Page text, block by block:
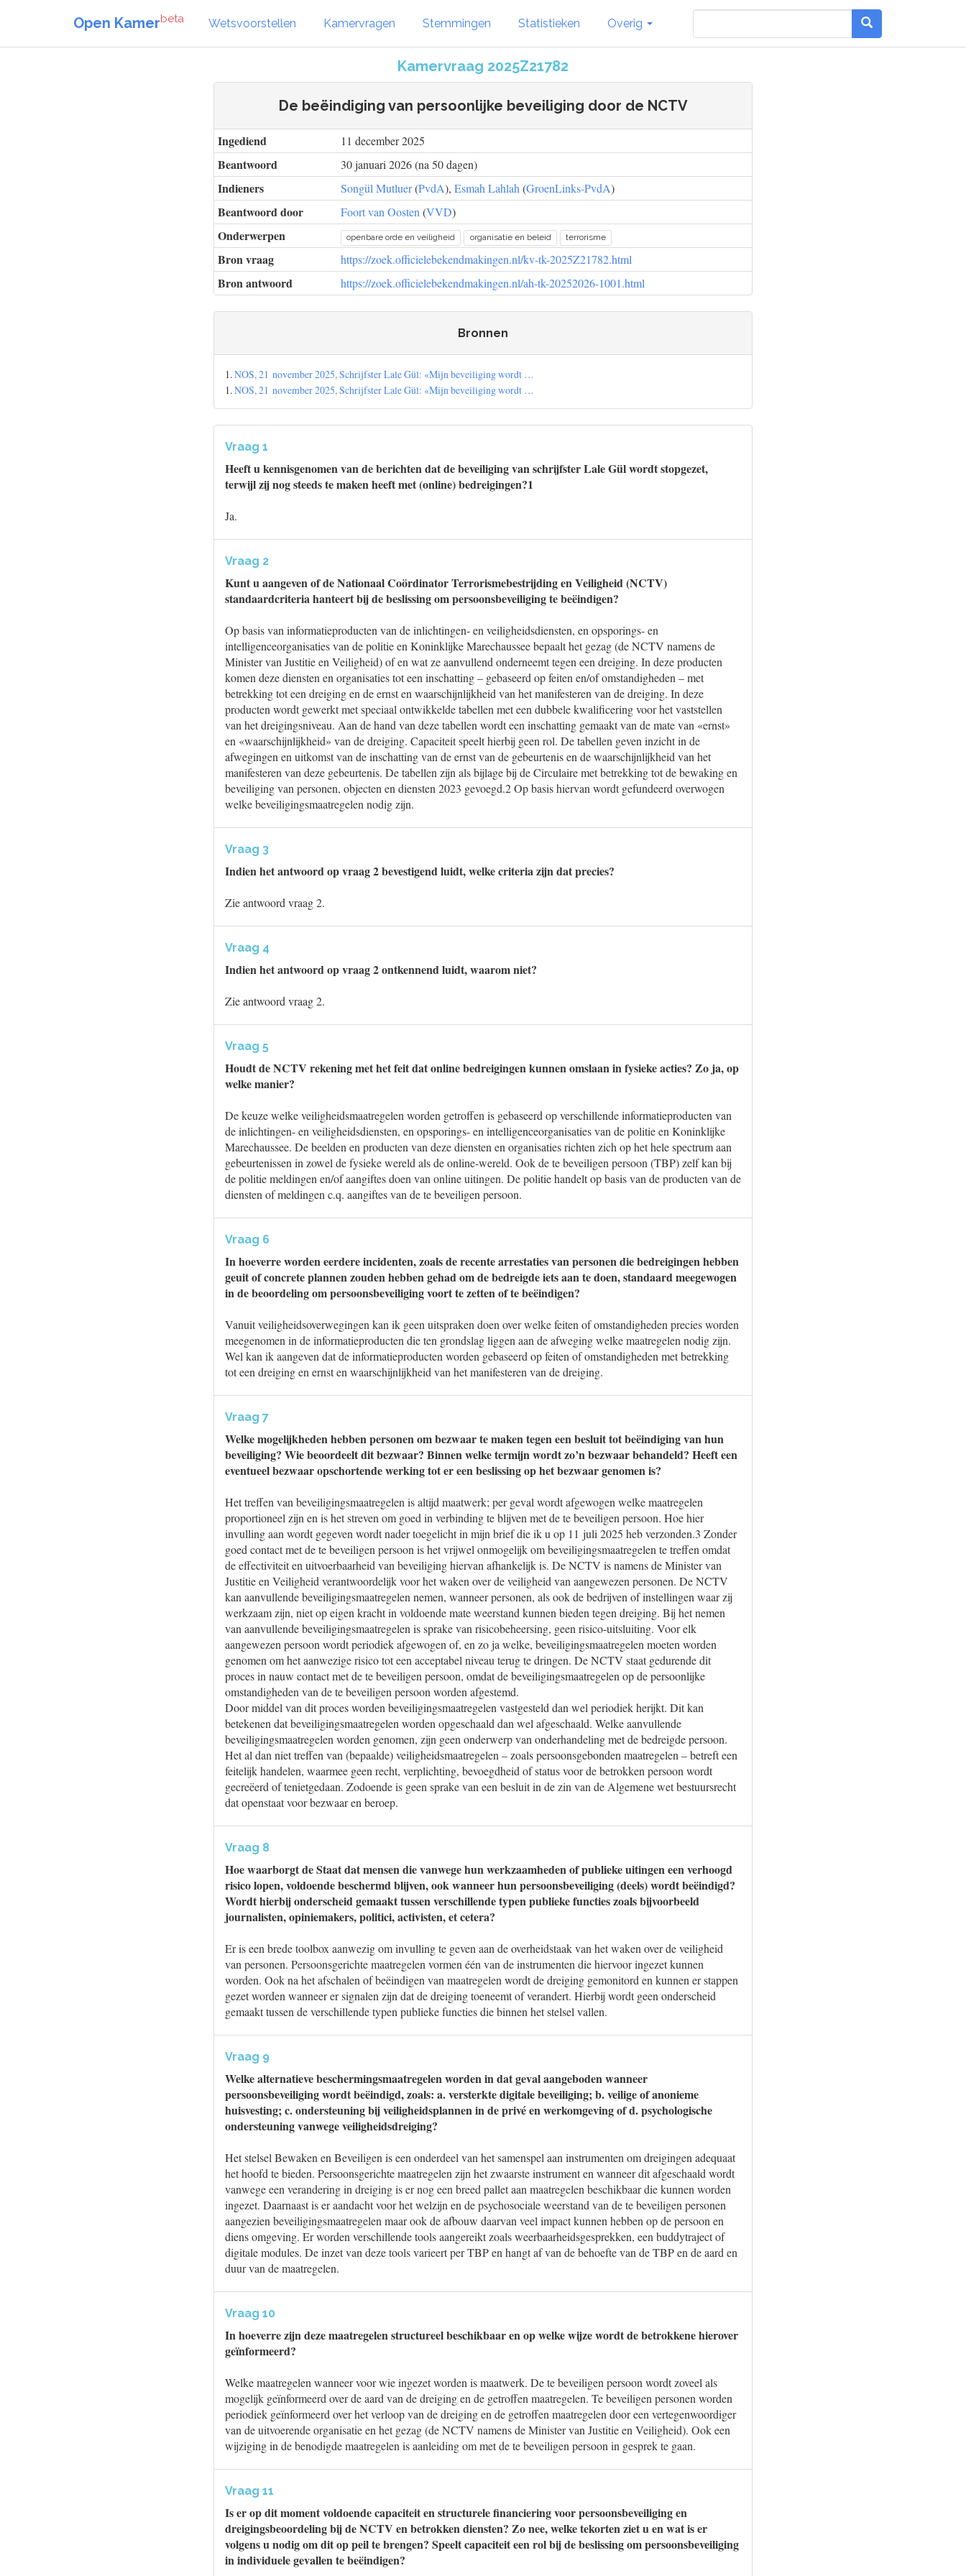
Open Kamerbeta Wetsvoorstellen Kamervragen Stemmingen Statistieken Overig
Kamervraag 2025Z21782
De beëindiging van persoonlijke beveiliging door de NCTV
Ingediend 11 december 2025
Beantwoord 30 januari 2026 (na 50 dagen)
Indieners Songül Mutluer(PvdA), Esmah Lahlah (GroenLinks-PvdA)
Beantwoord door Foort van Oosten (VVD)
Onderwerpen openbare orde en veiligheid organisatie en beleid terrorisme
Bron vraag https://zoek.officielebekendmakingen.nl/kv-tk-2025Z21782.html
Bron antwoord https://zoek.officielebekendmakingen.nl/ah-tk-20252026-1001.html
Bronnen
1.NOS, 21 november 2025, Schrijfster Lale Gül: «Mijn beveiliging wordt …
1.NOS, 21 november 2025, Schrijfster Lale Gül: «Mijn beveiliging wordt …
Vraag 1
Heeft u kennisgenomen van de berichten dat de beveiliging van schrijfster Lale Gül wordt stopgezet,
terwijl zij nog steeds te maken heeft met (online) bedreigingen?1
Ja.
Vraag 2
Kunt u aangeven of de Nationaal Coördinator Terrorismebestrijding en Veiligheid (NCTV)
standaardcriteria hanteert bij de beslissing om persoonsbeveiliging te beëindigen?
Op basis van informatieproducten van de inlichtingen- en veiligheidsdiensten, en opsporings- en
intelligenceorganisaties van de politie en Koninklijke Marechaussee bepaalt het gezag (de NCTV namens de
Minister van Justitie en Veiligheid) of en wat ze aanvullend onderneemt tegen een dreiging. In deze producten
komen deze diensten en organisaties tot een inschatting – gebaseerd op feiten en/of omstandigheden – met
betrekking tot een dreiging en de ernst en waarschijnlijkheid van het manifesteren van de dreiging. In deze
producten wordt gewerkt met speciaal ontwikkelde tabellen met een dubbele kwalificering voor het vaststellen
van het dreigingsniveau. Aan de hand van deze tabellen wordt een inschatting gemaakt van de mate van «ernst»
en «waarschijnlijkheid» van de dreiging. Capaciteit speelt hierbij geen rol. De tabellen geven inzicht in de
afwegingen en uitkomst van de inschatting van de ernst van de gebeurtenis en de waarschijnlijkheid van het
manifesteren van deze gebeurtenis. De tabellen zijn als bijlage bij de Circulaire met betrekking tot de bewaking en
beveiliging van personen, objecten en diensten 2023 gevoegd.2 Op basis hiervan wordt gefundeerd overwogen
welke beveiligingsmaatregelen nodig zijn.
Vraag 3
Indien het antwoord op vraag 2 bevestigend luidt, welke criteria zijn dat precies?
Zie antwoord vraag 2.
Vraag 4
Indien het antwoord op vraag 2 ontkennend luidt, waarom niet?
Zie antwoord vraag 2.
Vraag 5
Houdt de NCTV rekening met het feit dat online bedreigingen kunnen omslaan in fysieke acties? Zo ja, op
welke manier?
De keuze welke veiligheidsmaatregelen worden getroffen is gebaseerd op verschillende informatieproducten van
de inlichtingen- en veiligheidsdiensten, en opsporings- en intelligenceorganisaties van de politie en Koninklijke
Marechaussee. De beelden en producten van deze diensten en organisaties richten zich op het hele spectrum aan
gebeurtenissen in zowel de fysieke wereld als de online-wereld. Ook de te beveiligen persoon (TBP) zelf kan bij
de politie meldingen en/of aangiftes doen van online uitingen. De politie handelt op basis van de producten van de
diensten of meldingen c.q. aangiftes van de te beveiligen persoon.
Vraag 6
In hoeverre worden eerdere incidenten, zoals de recente arrestaties van personen die bedreigingen hebben
geuit of concrete plannen zouden hebben gehad om de bedreigde iets aan te doen, standaard meegewogen
in de beoordeling om persoonsbeveiliging voort te zetten of te beëindigen?
Vanuit veiligheidsoverwegingen kan ik geen uitspraken doen over welke feiten of omstandigheden precies worden
meegenomen in de informatieproducten die ten grondslag liggen aan de afweging welke maatregelen nodig zijn.
Wel kan ik aangeven dat de informatieproducten worden gebaseerd op feiten of omstandigheden met betrekking
tot een dreiging en ernst en waarschijnlijkheid van het manifesteren van de dreiging.
Vraag 7
Welke mogelijkheden hebben personen om bezwaar te maken tegen een besluit tot beëindiging van hun
beveiliging? Wie beoordeelt dit bezwaar? Binnen welke termijn wordt zo’n bezwaar behandeld? Heeft een
eventueel bezwaar opschortende werking tot er een beslissing op het bezwaar genomen is?
Het treffen van beveiligingsmaatregelen is altijd maatwerk; per geval wordt afgewogen welke maatregelen
proportioneel zijn en is het streven om goed in verbinding te blijven met de te beveiligen persoon. Hoe hier
invulling aan wordt gegeven wordt nader toegelicht in mijn brief die ik u op 11 juli 2025 heb verzonden.3 Zonder
goed contact met de te beveiligen persoon is het vrijwel onmogelijk om beveiligingsmaatregelen te treffen omdat
de effectiviteit en uitvoerbaarheid van beveiliging hiervan afhankelijk is. De NCTV is namens de Minister van
Justitie en Veiligheid verantwoordelijk voor het waken over de veiligheid van aangewezen personen. De NCTV
kan aanvullende beveiligingsmaatregelen nemen, wanneer personen, als ook de bedrijven of instellingen waar zij
werkzaam zijn, niet op eigen kracht in voldoende mate weerstand kunnen bieden tegen dreiging. Bij het nemen
van aanvullende beveiligingsmaatregelen is sprake van risicobeheersing, geen risico-uitsluiting. Voor elk
aangewezen persoon wordt periodiek afgewogen of, en zo ja welke, beveiligingsmaatregelen moeten worden
genomen om het aanwezige risico tot een acceptabel niveau terug te dringen. De NCTV staat gedurende dit
proces in nauw contact met de te beveiligen persoon, omdat de beveiligingsmaatregelen op de persoonlijke
omstandigheden van de te beveiligen persoon worden afgestemd.
Door middel van dit proces worden beveiligingsmaatregelen vastgesteld dan wel periodiek herijkt. Dit kan
betekenen dat beveiligingsmaatregelen worden opgeschaald dan wel afgeschaald. Welke aanvullende
beveiligingsmaatregelen worden genomen, zijn geen onderwerp van onderhandeling met de bedreigde persoon.
Het al dan niet treffen van (bepaalde) veiligheidsmaatregelen – zoals persoonsgebonden maatregelen – betreft een
feitelijk handelen, waarmee geen recht, verplichting, bevoegdheid of status voor de betrokken persoon wordt
gecreëerd of tenietgedaan. Zodoende is geen sprake van een besluit in de zin van de Algemene wet bestuursrecht
dat openstaat voor bezwaar en beroep.
Vraag 8
Hoe waarborgt de Staat dat mensen die vanwege hun werkzaamheden of publieke uitingen een verhoogd
risico lopen, voldoende beschermd blijven, ook wanneer hun persoonsbeveiliging (deels) wordt beëindigd?
Wordt hierbij onderscheid gemaakt tussen verschillende typen publieke functies zoals bijvoorbeeld
journalisten, opiniemakers, politici, activisten, et cetera?
Er is een brede toolbox aanwezig om invulling te geven aan de overheidstaak van het waken over de veiligheid
van personen. Persoonsgerichte maatregelen vormen één van de instrumenten die hiervoor ingezet kunnen
worden. Ook na het afschalen of beëindigen van maatregelen wordt de dreiging gemonitord en kunnen er stappen
gezet worden wanneer er signalen zijn dat de dreiging toeneemt of verandert. Hierbij wordt geen onderscheid
gemaakt tussen de verschillende typen publieke functies die binnen het stelsel vallen.
Vraag 9
Welke alternatieve beschermingsmaatregelen worden in dat geval aangeboden wanneer
persoonsbeveiliging wordt beëindigd, zoals: a. versterkte digitale beveiliging; b. veilige of anonieme
huisvesting; c. ondersteuning bij veiligheidsplannen in de privé en werkomgeving of d. psychologische
ondersteuning vanwege veiligheidsdreiging?
Het stelsel Bewaken en Beveiligen is een onderdeel van het samenspel aan instrumenten om dreigingen adequaat
het hoofd te bieden. Persoonsgerichte maatregelen zijn het zwaarste instrument en wanneer dit afgeschaald wordt
vanwege een verandering in dreiging is er nog een breed pallet aan maatregelen beschikbaar die kunnen worden
ingezet. Daarnaast is er aandacht voor het welzijn en de psychosociale weerstand van de te beveiligen personen
aangezien beveiligingsmaatregelen maar ook de afbouw daarvan veel impact kunnen hebben op de persoon en
diens omgeving. Er worden verschillende tools aangereikt zoals weerbaarheidsgesprekken, een buddytraject of
digitale modules. De inzet van deze tools varieert per TBP en hangt af van de behoefte van de TBP en de aard en
duur van de maatregelen.
Vraag 10
In hoeverre zijn deze maatregelen structureel beschikbaar en op welke wijze wordt de betrokkene hierover
geïnformeerd?
Welke maatregelen wanneer voor wie ingezet worden is maatwerk. De te beveiligen persoon wordt zoveel als
mogelijk geïnformeerd over de aard van de dreiging en de getroffen maatregelen. Te beveiligen personen worden
periodiek geïnformeerd over het verloop van de dreiging en de getroffen maatregelen door een vertegenwoordiger
van de uitvoerende organisatie en het gezag (de NCTV namens de Minister van Justitie en Veiligheid). Ook een
wijziging in de benodigde maatregelen is aanleiding om met de te beveiligen persoon in gesprek te gaan.
Vraag 11
Is er op dit moment voldoende capaciteit en structurele financiering voor persoonsbeveiliging en
dreigingsbeoordeling bij de NCTV en betrokken diensten? Zo nee, welke tekorten ziet u en wat is er
volgens u nodig om dit op peil te brengen? Speelt capaciteit een rol bij de beslissing om persoonsbeveiliging
in individuele gevallen te beëindigen?